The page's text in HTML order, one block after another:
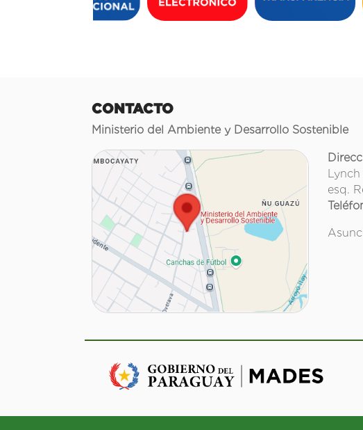
CONTACTO
Ministerio del Ambiente y Desarrollo Sostenible
Lynch
esq.